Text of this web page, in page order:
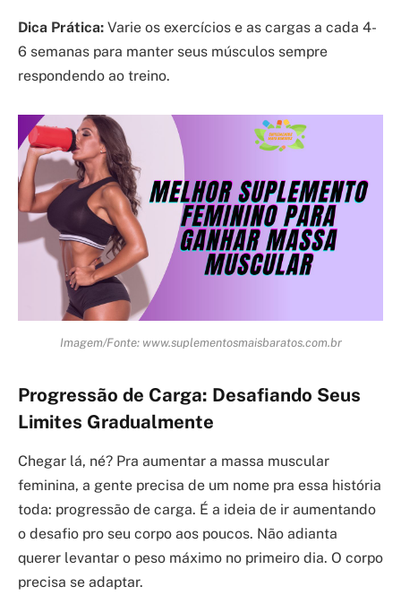
Dica Prática: Varie os exercícios e as cargas a cada 4-
6 semanas para manter seus músculos sempre
respondendo ao treino.
Imagem/Fonte: www.suplementosmaisbaratos.com.br
Progressão de Carga: Desafiando Seus
Limites Gradualmente
Chegar lá, né? Pra aumentar a massa muscular
feminina, a gente precisa de um nome pra essa história
toda: progressão de carga. É a ideia de ir aumentando
o desafio pro seu corpo aos poucos. Não adianta
querer levantar o peso máximo no primeiro dia. O corpo
precisa se adaptar.